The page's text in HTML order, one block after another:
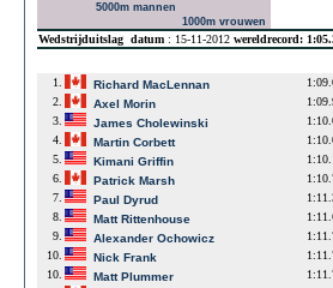
5000m mannen
1000m vrouwen
Wedstrijduitslag datum : 15-11-2012 wereldrecord:
1. Richard MacLennan
2.
Axel Morin
3.
James Cholewinski
4.
Martin Corbett
5.
Kimani Griffin
6.
Patrick Marsh
7.
Paul Dyrud
8.
Matt Rittenhouse
9.
Alexander Ochowicz
10.
Nick Frank
10.
Matt Plummer